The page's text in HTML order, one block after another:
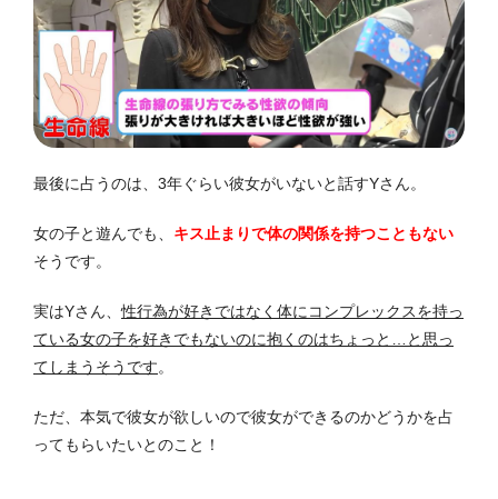
最後に占うのは、3年ぐらい彼女がいないと話すYさん。
女の子と遊んでも、 キス止まりで体の関係を持つこともない
そうです。
実はYさん、性行為が好きではなく体にコンプレックスを持っ
ている女の子を好きでもないのに抱くのはちょっと…と思っ
てしまうそうです。
ただ、本気で彼女が欲しいので彼女ができるのかどうかを占
ってもらいたいとのこと！